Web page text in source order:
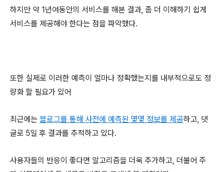
하지만 약 1년여동안의 서비스를 해본 결과, 좀 더 이해하기 쉽게
서비스를 제공해야 한다는 점을 파악했다.
또한 실제로 이러한 예측이 얼마나 정확했는지를 내부적으로도 정
량화 할 필요가 있어
최근에는 블로그를 통해 사전에 예측된 몇몇 정보를 제공하고, 댓
글로 5일 후 결과를 추적하고 있다.
사용자들의 반응이 좋다면 알고리즘을 더욱 추가하고, 더불어 주